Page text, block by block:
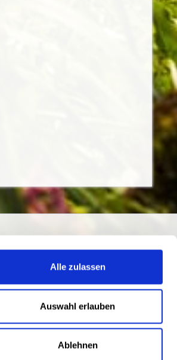
Alle zulassen
Auswahl erlauben
Ablehnen
Newsletter und
Sie keine Neuigkeit oder Aktion.